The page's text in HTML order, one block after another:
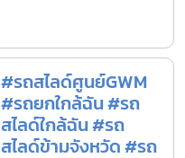
#รถสไลด์ศูนย์GWM
#รถยกใกล้ฉัน #รถ
สไลด์ใกล้ฉัน #รถ
สไลด์ข้ามจังหวัด #รถ